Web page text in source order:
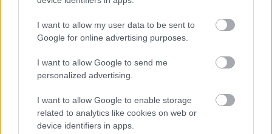
I want to allow my user data to be sent to
Google for online advertising purposes.
I want to allow Google to send me
personalized advertising.
I want to allow Google to enable storage
related to analytics like cookies on web or
device identifiers in apps.
Paks II.: Mit jelent az 5. blokk új
mérföldköve a felülvizsgálat
árnyékában?
Fontos a postaládákba költöző
széncinegék védelme